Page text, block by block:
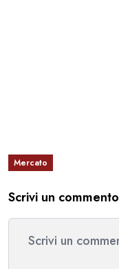
Mercato
Scrivi un commento